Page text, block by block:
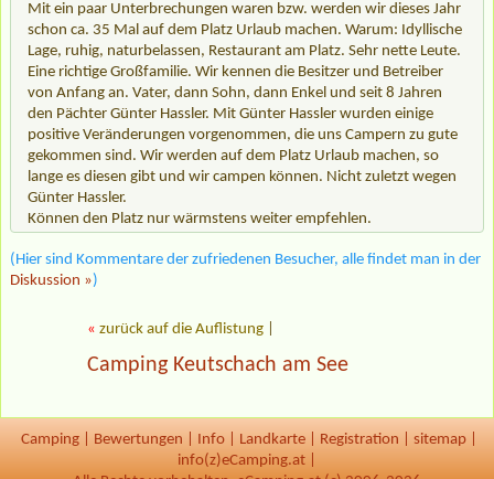
Mit ein paar Unterbrechungen waren bzw. werden wir dieses Jahr
schon ca. 35 Mal auf dem Platz Urlaub machen. Warum: Idyllische
Lage, ruhig, naturbelassen, Restaurant am Platz. Sehr nette Leute.
Eine richtige Großfamilie. Wir kennen die Besitzer und Betreiber
von Anfang an. Vater, dann Sohn, dann Enkel und seit 8 Jahren
den Pächter Günter Hassler. Mit Günter Hassler wurden einige
positive Veränderungen vorgenommen, die uns Campern zu gute
gekommen sind. Wir werden auf dem Platz Urlaub machen, so
lange es diesen gibt und wir campen können. Nicht zuletzt wegen
Günter Hassler.
Können den Platz nur wärmstens weiter empfehlen.
(Hier sind Kommentare der zufriedenen Besucher, alle findet man in der
Diskussion »)
« zurück auf die Auflistung
Camping Keutschach am See
Camping Bewertungen Info Landkarte Registration sitemap
info(z)eCamping.at |